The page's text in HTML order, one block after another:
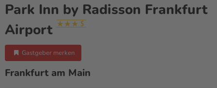
Park Inn by Radisson Frankfurt
Airport
Gastgeber merken
Frankfurt am Main